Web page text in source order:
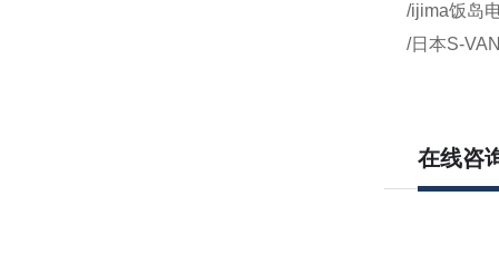
/ijima饭岛
/日本S-
在线咨